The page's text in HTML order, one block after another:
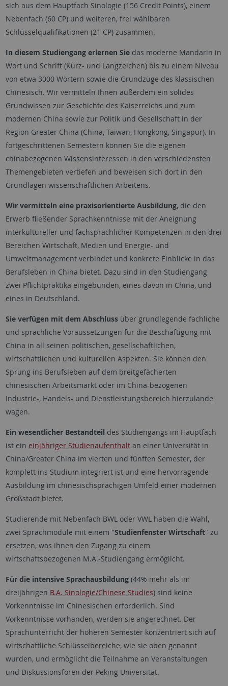
sich aus dem Hauptfach Sinologie (156 Credit Points), einem
Nebenfach (60 CP) und weiteren, frei wählbaren
Schlüsselqualifikationen (21 CP) zusammen.
In diesem Studiengang erlernen Siedas moderne Mandarin in
Wort und Schrift (Kurz- und Langzeichen) bis zu einem Niveau
von etwa 3000 Wörtern sowie die Grundzüge des klassischen
Chinesisch. Wir vermitteln Ihnen außerdem ein solides
Grundwissen zur Geschichte des Kaiserreichs und zum
modernen China sowie zur Politik und Gesellschaft in der
Region Greater China (China, Taiwan, Hongkong, Singapur). In
fortgeschrittenen Semestern können Sie die eigenen
chinabezogenen Wissensinteressen in den verschiedensten
Themengebieten vertiefen und beweisen sich dort in den
Grundlagen wissenschaftlichen Arbeitens.
Wir vermitteln eine praxisorientierte Ausbildung, die den
Erwerb fließender Sprachkenntnisse mit der Aneignung
interkultureller und fachsprachlicher Kompetenzen in den drei
Bereichen Wirtschaft, Medien und Energie- und
Umweltmanagement verbindet und konkrete Einblicke in das
Berufsleben in China bietet. Dazu sind in den Studiengang
zwei Pflichtpraktika eingebunden, eines davon in China, und
eines in Deutschland.
Sie verfügen mit dem Abschlussüber grundlegende fachliche
und sprachliche Voraussetzungen für die Beschäftigung mit
China in all seinen politischen, gesellschaftlichen,
wirtschaftlichen und kulturellen Aspekten. Sie können den
Sprung ins Berufsleben auf dem breitgefächerten
chinesischen Arbeitsmarkt oder im China-bezogenen
Industrie-, Handels- und Dienstleistungsbereich hierzulande
wagen.
Ein wesentlicher Bestandteil des Studiengangs im Hauptfach
ist ein einjähriger Studienaufenthaltan einer Universität in
China/Greater China im vierten und fünften Semester, der
komplett ins Studium integriert ist und eine hervorragende
Ausbildung im chinesischsprachigen Umfeld einer modernen
Großstadt bietet.
Studierende mit Nebenfach BWL oder VWL haben die Wahl,
zwei Sprachmodule mit einem "Studienfenster Wirtschaft" zu
ersetzen, was ihnen den Zugang zu einem
wirtschaftsbezogenen M.A.-Studiengang ermöglicht.
Für die intensive Sprachausbildung (44% mehr als im
dreijährigen B.A. Sinologie/Chinese Studies) sind keine
Vorkenntnisse im Chinesischen erforderlich. Sind
Vorkenntnisse vorhanden, werden sie angerechnet. Der
Sprachunterricht der höheren Semester konzentriert sich auf
wirtschaftliche Schlüsselbereiche, wie sie oben genannt
wurden, und ermöglicht die Teilnahme an Veranstaltungen
und Diskussionsforen der Peking Universität.